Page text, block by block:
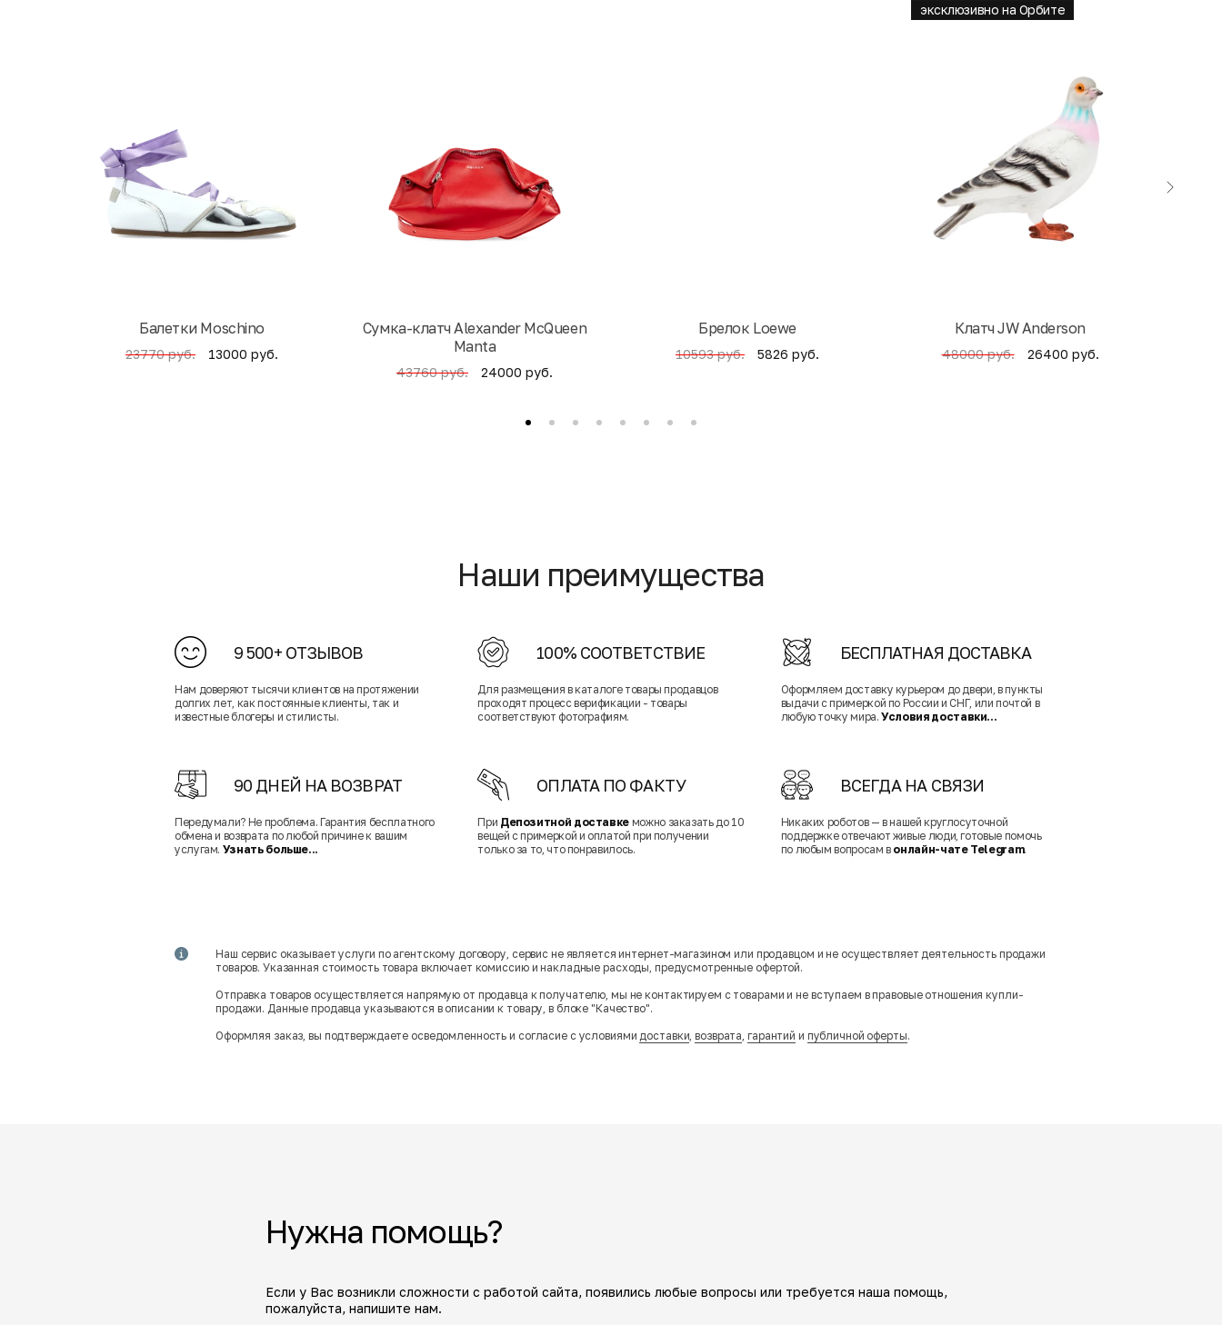
Балетки Moschino
23770 руб. 13000 руб.
Cумка-клатч Alexander McQueen
Manta
43760 руб. 24000 руб.
Брелок Loewe
10593 руб. 5826 руб.
эксклюзивно на Орбите
Клатч JW Anderson
48000 руб. 26400 руб.
Наши преимущества
9 500+ ОТЗЫВОВ
Нам доверяют тысячи клиентов на протяжении
долгих лет, как постоянные клиенты, так и
известные блогеры и стилисты.
100% СООТВЕТСТВИЕ
Для размещения в каталоге товары продавцов
проходят процесс верификации - товары
соответствуют фотографиям.
БЕСПЛАТНАЯ ДОСТАВКА
Оформляем доставку курьером до двери, в пункты
выдачи с примеркой по России и СНГ, или почтой в
любую точку мира.Условия доставки...
90 ДНЕЙ НА ВОЗВРАТ
Передумали? Не проблема. Гарантия бесплатного
обмена и возврата по любой причине к вашим
услугам. Узнать больше...
ОПЛАТА ПО ФАКТУ
При Депозитной доставке можно заказать до 10
вещей с примеркой и оплатой при получении
только за то, что понравилось.
ВСЕГДА НА СВЯЗИ
Никаких роботов — в нашей круглосуточной
поддержке отвечают живые люди, готовые помочь
по любым вопросам в онлайн-чате Telegram.
Наш сервис оказывает услуги по агентскому договору, сервис не является интернет-магазином или продавцом и не осуществляет деятельность продажи
товаров. Указанная стоимость товара включает комиссию и накладные расходы, предусмотренные офертой.
Отправка товаров осуществляется напрямую от продавца к получателю, мы не контактируем с товарами и не вступаем в правовые отношения купли-
продажи. Данные продавца указываются в описании к товару, в блоке "Качество".
Оформляя заказ, вы подтверждаете осведомленность и согласие с условиямидоставки,возврата, гарантий и публичной оферты.
Нужна помощь?
Если у Вас возникли сложности с работой сайта, появились любые вопросы или требуется наша помощь,
пожалуйста, напишите нам.